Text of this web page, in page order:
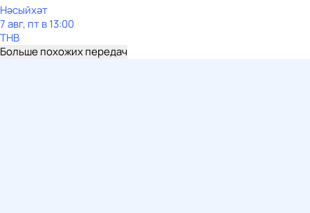
Нәсыйхәт
7 авг, пт в 13:00
ТНВ
Больше похожих передач